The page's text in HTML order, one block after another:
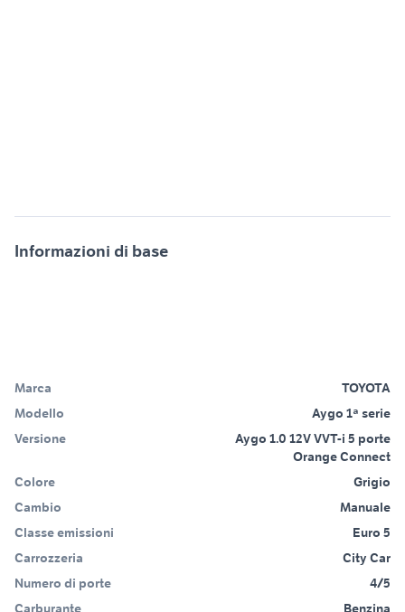
Informazioni di base
Marca
TOYOTA
Modello
Aygo 1ª serie
Versione
Aygo 1.0 12V VVT-i 5 porte
Orange Connect
Colore
Grigio
Cambio
Manuale
Classe emissioni
Euro 5
Carrozzeria
City Car
Numero di porte
4/5
Carburante
Benzina